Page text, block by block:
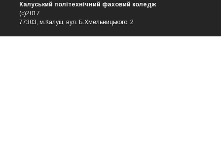
Калуський політехнічний фаховий коледж
(с)2017
77303, м.Калуш, вул. Б.Хмельницького, 2